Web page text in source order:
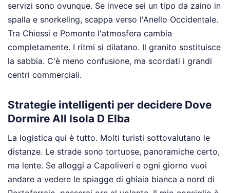
servizi sono ovunque. Se invece sei un tipo da zaino in
spalla e snorkeling, scappa verso l'Anello Occidentale.
Tra Chiessi e Pomonte l'atmosfera cambia
completamente. I ritmi si dilatano. Il granito sostituisce
la sabbia. C'è meno confusione, ma scordati i grandi
centri commerciali.
Strategie intelligenti per decidere Dove
Dormire All Isola D Elba
La logistica qui è tutto. Molti turisti sottovalutano le
distanze. Le strade sono tortuose, panoramiche certo,
ma lente. Se alloggi a Capoliveri e ogni giorno vuoi
andare a vedere le spiagge di ghiaia bianca a nord di